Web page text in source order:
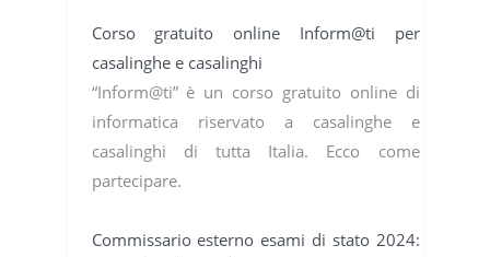
Corso gratuito online Inform@ti per
casalinghe e casalinghi
“Inform@ti” è un corso gratuito online di
informatica riservato a casalinghe e
casalinghi di tutta Italia. Ecco come
partecipare.
Commissario esterno esami di stato 2024: